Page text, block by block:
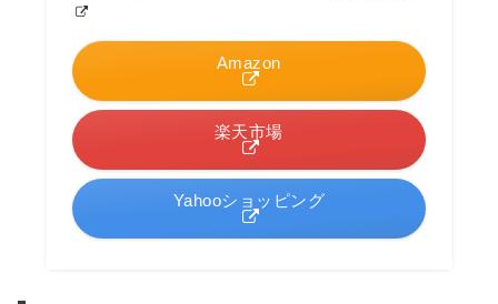
Amazon
楽天市場
Yahooショッピング